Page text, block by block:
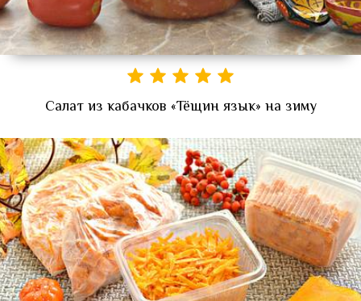
Салат из кабачков «Тёщин язык» на зиму